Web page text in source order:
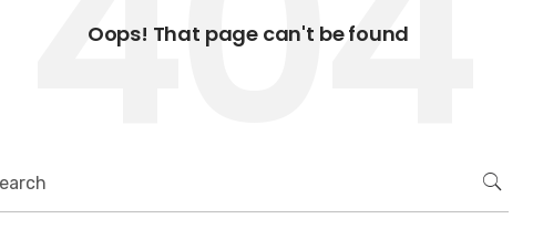
Oops! That page can't be found